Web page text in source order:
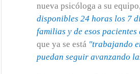
nueva psicóloga a su
disponibles 24 horas los 7
familias y de esos
que ya se está "trabajando
puedan seguir avanzando